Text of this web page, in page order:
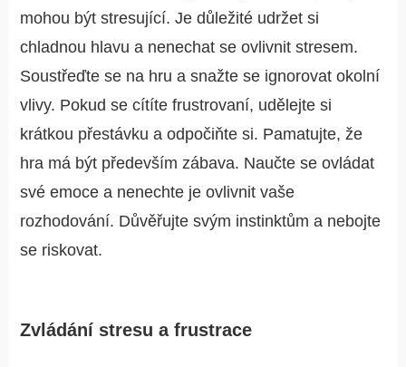
mohou být stresující. Je důležité udržet si
chladnou hlavu a nenechat se ovlivnit stresem.
Soustřeďte se na hru a snažte se ignorovat okolní
vlivy. Pokud se cítíte frustrovaní, udělejte si
krátkou přestávku a odpočiňte si. Pamatujte, že
hra má být především zábava. Naučte se ovládat
své emoce a nenechte je ovlivnit vaše
rozhodování. Důvěřujte svým instinktům a nebojte
se riskovat.
Zvládání stresu a frustrace